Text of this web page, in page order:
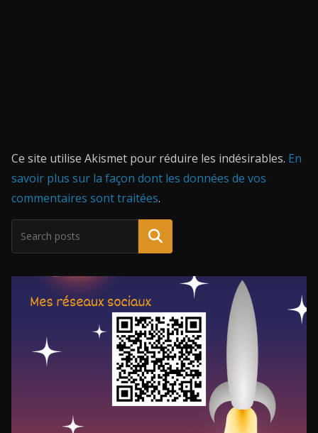
Ce site utilise Akismet pour réduire les indésirables. En
savoir plus sur la façon dont les données de vos
commentaires sont traitées.